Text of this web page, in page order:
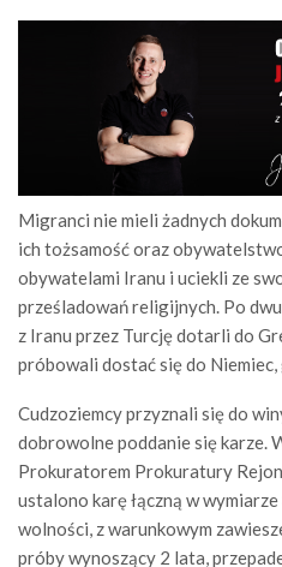
Migranci nie mieli żadnych
ich tożsamość oraz
obywatelami Iranu i uciekli ze
prześladowań religijnych. Po
z Iranu przez Turcję dotarli do
próbowali dostać się do
Cudzoziemcy przyznali się do
dobrowolne poddanie się karze.
Prokuratorem Prokuratury
ustalono karę łączną w
wolności, z warunkowym
próby wynoszący 2 lata,